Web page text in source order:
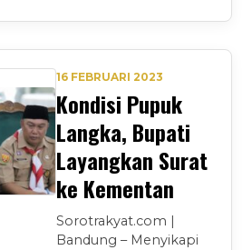
16 FEBRUARI 2023
Kondisi Pupuk
Langka, Bupati
Layangkan Surat
ke Kementan
Sorotrakyat.com |
Bandung – Menyikapi